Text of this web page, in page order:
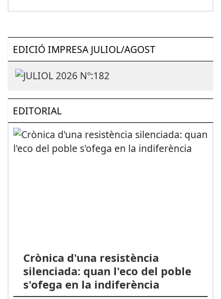
EDICIÓ IMPRESA JULIOL/AGOST
EDITORIAL
Crònica d'una resistència
silenciada: quan l'eco del poble
s'ofega en la indiferència